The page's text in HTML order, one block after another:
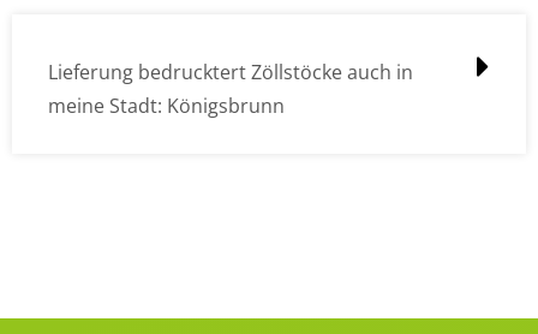
Lieferung bedrucktert Zöllstöcke auch in
meine Stadt: Königsbrunn